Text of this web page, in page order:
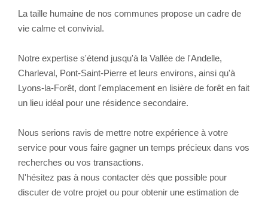
La taille humaine de nos communes propose un cadre de
vie calme et convivial.
Notre expertise s'étend jusqu'à la Vallée de l'Andelle,
Charleval, Pont-Saint-Pierre et leurs environs, ainsi qu'à
Lyons-la-Forêt, dont l'emplacement en lisière de forêt en fait
un lieu idéal pour une résidence secondaire.
Nous serions ravis de mettre notre expérience à votre
service pour vous faire gagner un temps précieux dans vos
recherches ou vos transactions.
N'hésitez pas à nous contacter dès que possible pour
discuter de votre projet ou pour obtenir une estimation de